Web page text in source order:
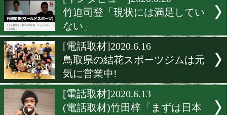
[電話取材]2020.6.22
南出仁が100㎞マラソンに
[インタビュー]2020.6.20
竹迫司登「現状には満足し
ない」